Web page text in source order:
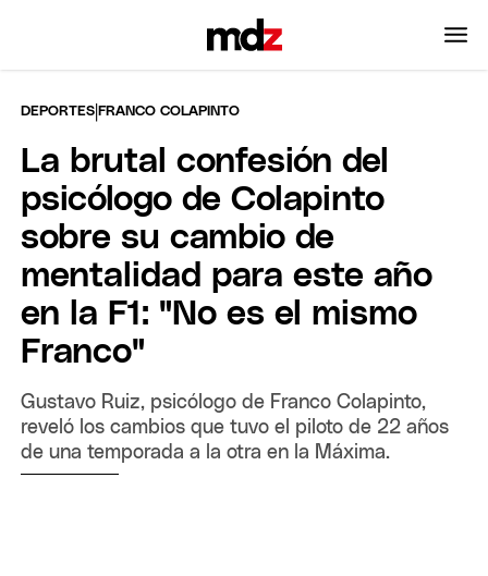
DEPORTES |FRANCO COLAPINTO
La brutal confesión del
psicólogo de Colapinto
sobre su cambio de
mentalidad para este año
en la F1: "No es el mismo
Franco"
Gustavo Ruiz, psicólogo de Franco Colapinto,
reveló los cambios que tuvo el piloto de 22 años
de una temporada a la otra en la Máxima.